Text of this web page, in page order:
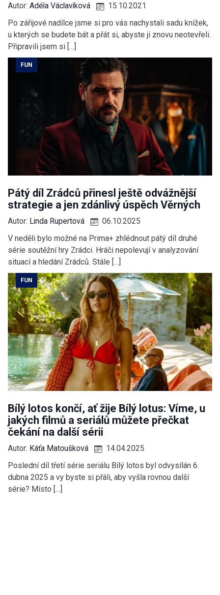
Autor: Adéla Václavíková
15.10.2021
Po zářijové nadílce jsme si pro vás nachystali sadu knížek,
u kterých se budete bát a přát si, abyste ji znovu neotevřeli.
Připravili jsem si […]
FUN
Pátý díl Zrádců přinesl ještě odvážnější
strategie a jen zdánlivý úspěch Věrných
Autor: Linda Rupertová
06.10.2025
V neděli bylo možné na Prima+ zhlédnout pátý díl druhé
série soutěžní hry Zrádci. Hráči nepolevují v analyzování
situací a hledání Zrádců. Stále […]
FUN
Bílý lotos končí, ať žije Bílý lotus: Víme, u
jakých filmů a seriálů můžete přečkat
čekání na další sérii
Autor: Káťa Matoušková
14.04.2025
Poslední díl třetí série seriálu Bílý lotos byl odvysílán 6.
dubna 2025 a vy byste si přáli, aby vyšla rovnou další
série? Místo […]